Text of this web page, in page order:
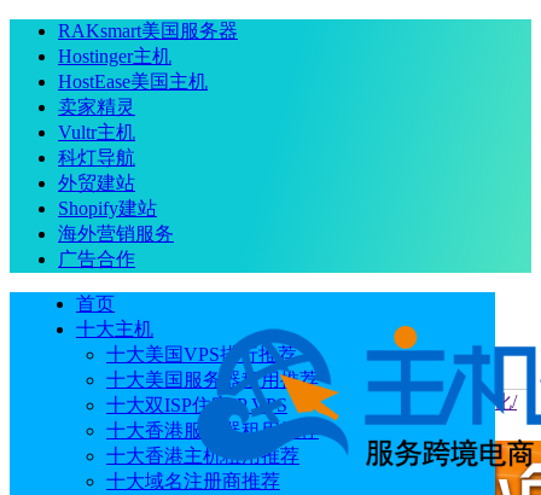
RAKsmart美国服务器
Hostinger主机
HostEase美国主机
卖家精灵
Vultr主机
科灯导航
外贸建站
Shopify建站
海外营销服务
广告合作
首页
十大主机
十大美国VPS排行推荐
十大美国服务器租用推荐
十大双ISP住宅IP VPS
十大香港服务器租用推荐
十大香港主机租用推荐
十大域名注册商推荐
当前位置：首页 主机 恒创科技香港云服务器BGP精品/优化/
国际线路套餐选择指南